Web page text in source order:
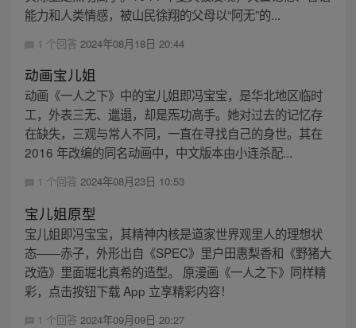
能力和人类情感，被山民徐翔的父母以“阿无”的...
1 个回答 2024年08月18日 20:44
动画宝儿姐
动画《一人之下》中的宝儿姐即冯宝宝，是华北地区临时
工，外表三无、邋遢，却是炁功高手。她对过去的记忆存
在缺失，三观与常人不同，一直在寻找自己的身世。其在
2016 年改编的同名动画中，中文版本由小连杀配...
1 个回答 2024年08月23日 10:53
宝儿姐原型
宝儿姐即冯宝宝，其精神内核是道家世界观里人的理想状
态——赤子，外形出自《SPEC》里户田惠梨香和《野猪大
改造》里面堀北真希的造型。 原漫画《一人之下》同样精
彩，点击按钮下载 App 立享精彩内容！
1 个回答 2024年09月09日 20:27